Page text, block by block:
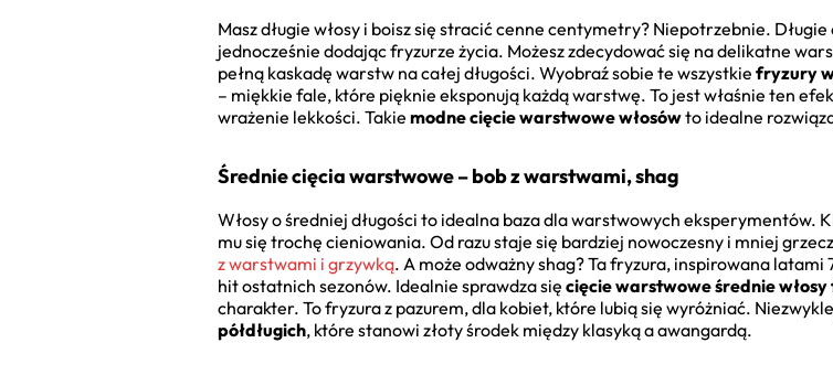
Masz długie włosy i boisz się stracić cenne centymetry? Niepotrzebnie.
jednocześnie dodając fryzurze życia. Możesz zdecydować się na delikatne
pełną kaskadę warstw na całej długości. Wyobraź sobie te wszystkie fryzury
– miękkie fale, które pięknie eksponują każdą warstwę. To jest właśnie ten
wrażenie lekkości. Takie modne cięcie warstwowe włosówto idealne
Średnie cięcia warstwowe – bob z warstwami, shag
Włosy o średniej długości to idealna baza dla warstwowych eksperymentów.
mu się trochę cieniowania. Od razu staje się bardziej nowoczesny i mniej
z warstwami i grzywką. A może odważny shag? Ta fryzura, inspirowana
hit ostatnich sezonów. Idealnie sprawdza się cięcie warstwowe średnie
charakter. To fryzura z pazurem, dla kobiet, które lubią się wyróżniać.
półdługich, które stanowi złoty środek między klasyką a awangardą.